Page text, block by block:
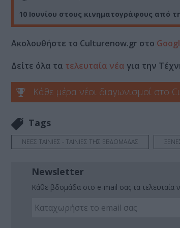
10 Ιουνίου στους κινηματογράφους από
Ακολουθήστε το Culturenow.gr στο
Δείτε όλα τα τελευταία νέα για την
Κάθε μέρα νέοι διαγωνισμοί στο
Tags
ΝΕΕΣ ΤΑΙΝΙΕΣ - ΤΑΙΝΙΕΣ ΤΗΣ ΕΒΔΟΜΑΔΑΣ
Newsletter
Κάθε βδομάδα στο e-mail σας τα τελευταία